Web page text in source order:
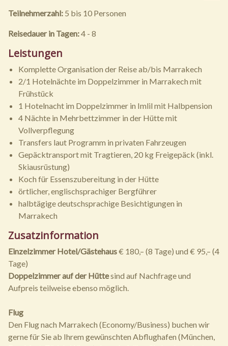
Teilnehmerzahl: 5 bis 10 Personen
Reisedauer in Tagen:4 - 8
Leistungen
Komplette Organisation der Reise ab/bis Marrakech
2/1 Hotelnächte im Doppelzimmer in Marrakech mit
Frühstück
1 Hotelnacht im Doppelzimmer in Imlil mit Halbpension
4 Nächte in Mehrbettzimmer in der Hütte mit
Vollverpflegung
Transfers laut Programm in privaten Fahrzeugen
Gepäcktransport mit Tragtieren, 20 kg Freigepäck (inkl.
Skiausrüstung)
Koch für Essenszubereitung in der Hütte
örtlicher, englischsprachiger Bergführer
halbtägige deutschsprachige Besichtigungen in
Marrakech
Zusatzinformation
Einzelzimmer Hotel/Gästehaus€ 180,– (8 Tage) und € 95,– (4
Tage)
Doppelzimmer auf der Hüttesind auf Nachfrage und
Aufpreis teilweise ebenso möglich.
Flug
Den Flug nach Marrakech (Economy/Business) buchen wir
gerne für Sie ab Ihrem gewünschten Abflughafen (München,